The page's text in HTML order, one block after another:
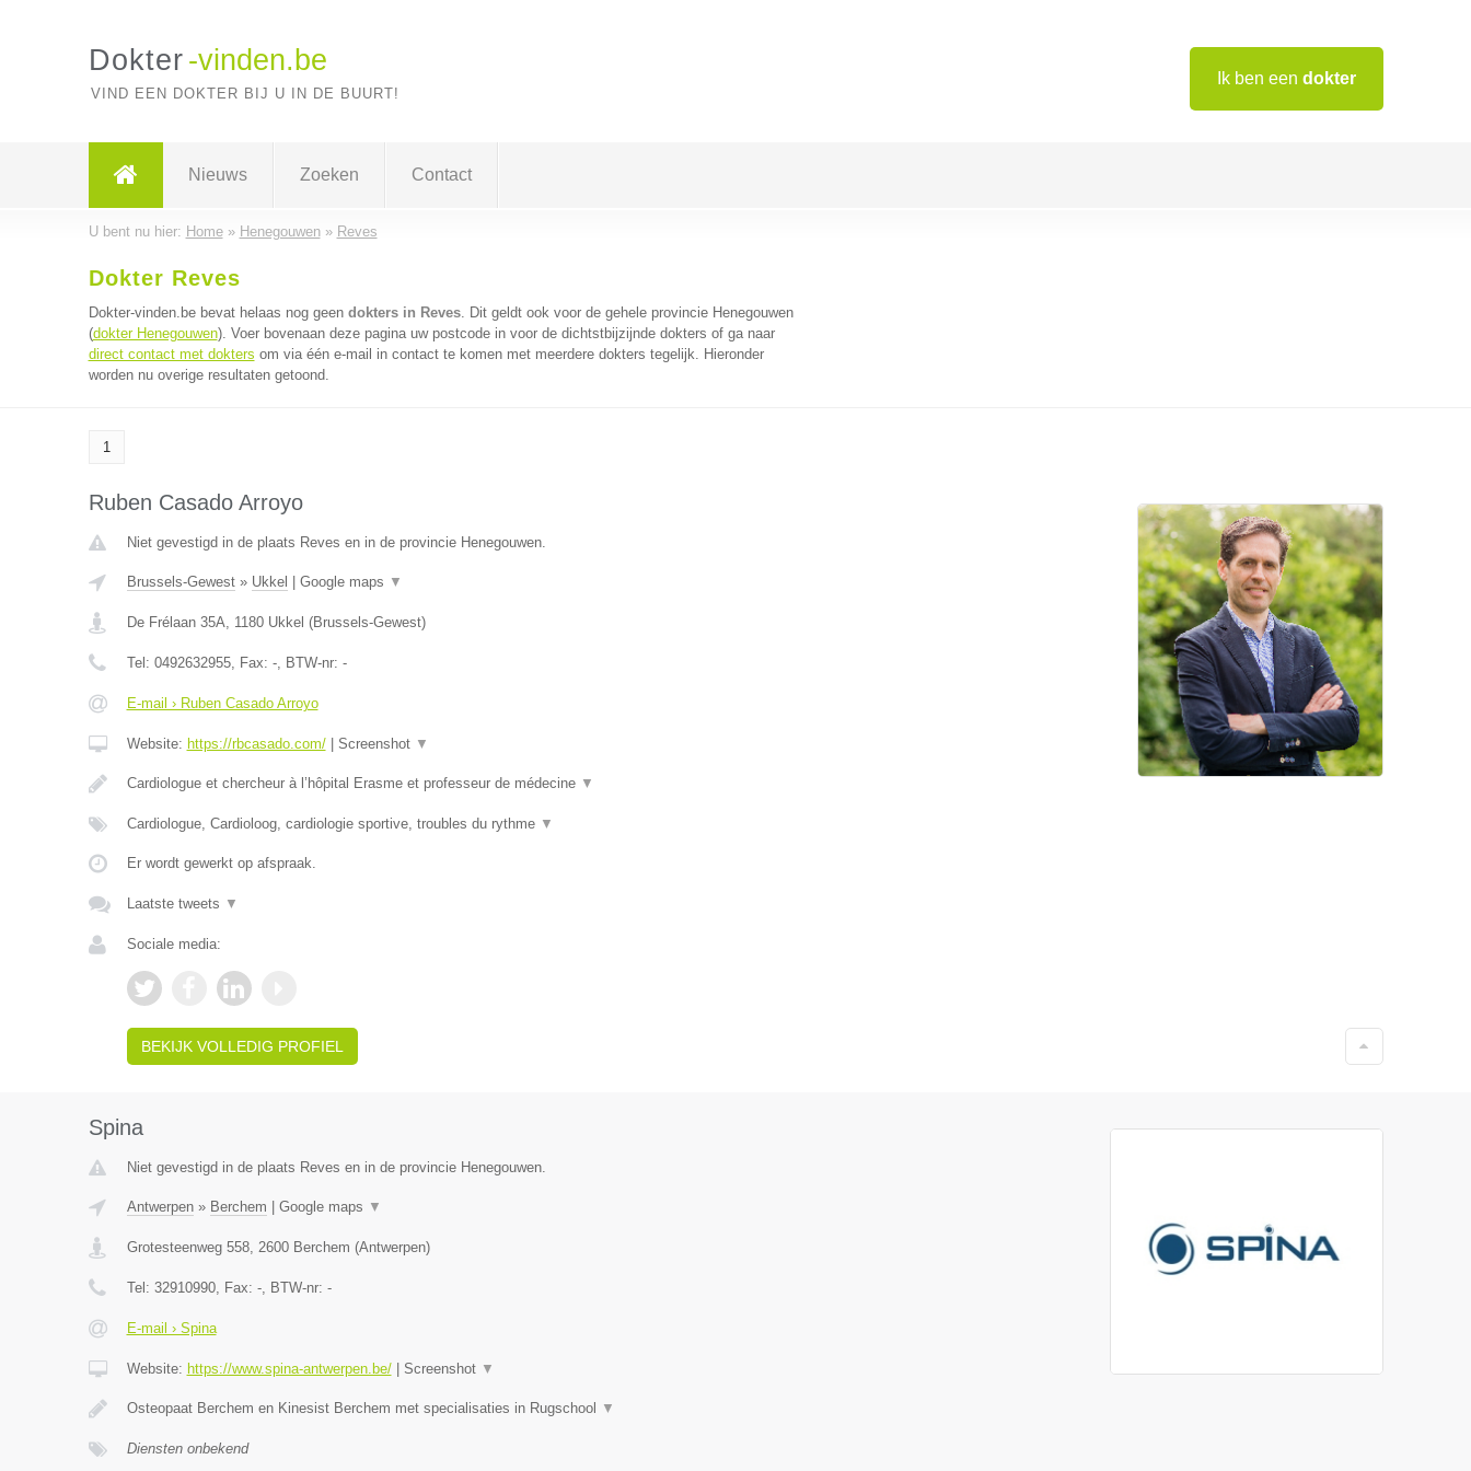
Ik ben een dokter
Dokter -vinden.be
VIND EEN DOKTER BIJ U IN DE BUURT!
Nieuws Zoeken Contact
U bent nu hier: Home» Henegouwen» Reves
Dokter Reves
Dokter-vinden.be bevat helaas nog geen dokters in Reves. Dit geldt ook voor de gehele provincie Henegouwen
(dokter Henegouwen). Voer bovenaan deze pagina uw postcode in voor de dichtstbijzijnde dokters of ga naar
direct contact met dokters om via één e-mail in contact te komen met meerdere dokters tegelijk. Hieronder
worden nu overige resultaten getoond.
1
Ruben Casado Arroyo
Niet gevestigd in de plaats Reves en in de provincie Henegouwen.
Brussels-Gewest» Ukkel Google maps ▼
De Frélaan 35A, 1180 Ukkel (Brussels-Gewest)
Tel: 0492632955, Fax: -, BTW-nr: -
E-mail › Ruben Casado Arroyo
Website: https://rbcasado.com/| Screenshot ▼
Cardiologue et chercheur à l’hôpital Erasme et professeur de médecine ▼
Cardiologue, Cardioloog, cardiologie sportive, troubles du rythme ▼
Er wordt gewerkt op afspraak.
Laatste tweets ▼
Sociale media:
BEKIJK VOLLEDIG PROFIEL
Spina
Niet gevestigd in de plaats Reves en in de provincie Henegouwen.
Antwerpen» Berchem Google maps ▼
Grotesteenweg 558, 2600 Berchem (Antwerpen)
Tel: 32910990, Fax: -, BTW-nr: -
E-mail › Spina
Website: https://www.spina-antwerpen.be/| Screenshot ▼
Osteopaat Berchem en Kinesist Berchem met specialisaties in Rugschool ▼
Diensten onbekend